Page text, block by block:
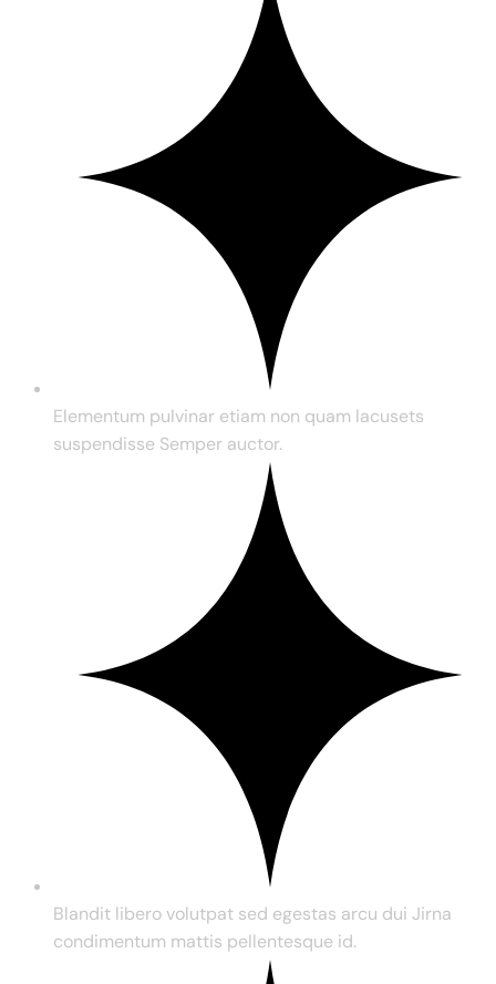
Elementum pulvinar etiam non quam lacusets
suspendisse Semper auctor.
Blandit libero volutpat sed egestas arcu dui Jirna
condimentum mattis pellentesque id.